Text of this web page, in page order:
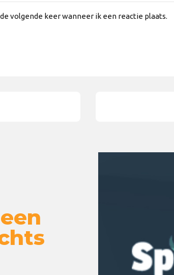
volgende keer wanneer ik een reactie plaats.